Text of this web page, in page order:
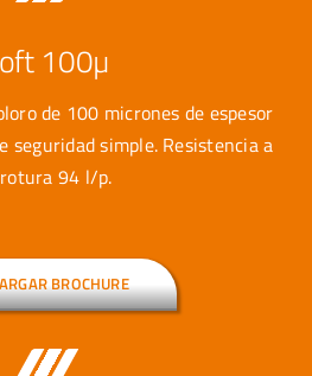
100µ
de 100 micrones de espesor
seguridad simple. Resistencia a
94 l/p.
BROCHURE